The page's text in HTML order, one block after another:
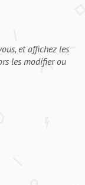
et affichez les
les modifier ou